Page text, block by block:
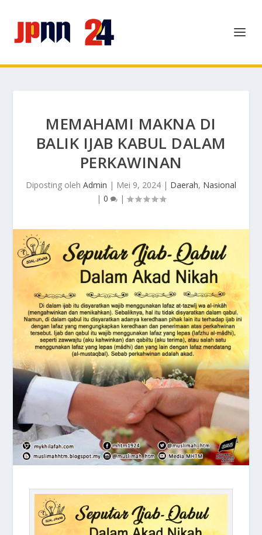
MEMAHAMI MAKNA DI
BALIK IJAB KABUL DALAM
PERKAWINAN
Diposting oleh Admin | Mei 9, 2024 | Daerah, Nasional
| 0 |